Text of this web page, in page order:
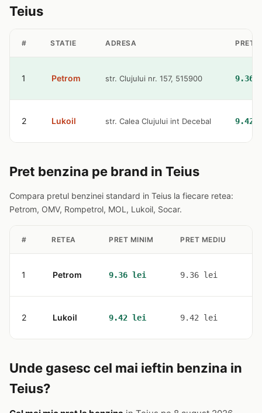
Teius
# STATIE ADRESA PRET
1 Petrom str. Clujului nr. 157, 515900 9.36
2 Lukoil str. Calea Clujului int Decebal 9.42
Pret benzina pe brand in Teius
Compara pretul benzinei standard in Teius la fiecare retea:
Petrom, OMV, Rompetrol, MOL, Lukoil, Socar.
# RETEA PRET MINIM PRET MEDIU
1 Petrom 9.36 lei 9.36 lei
2 Lukoil 9.42 lei 9.42 lei
Unde gasesc cel mai ieftin benzina in
Teius?